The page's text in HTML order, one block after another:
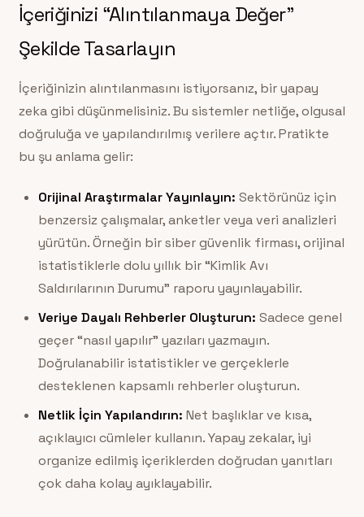
İçeriğinizi “Alıntılanmaya Değer”
Şekilde Tasarlayın
İçeriğinizin alıntılanmasını istiyorsanız, bir yapay
zeka gibi düşünmelisiniz. Bu sistemler netliğe, olgusal
doğruluğa ve yapılandırılmış verilere açtır. Pratikte
bu şu anlama gelir:
Orijinal Araştırmalar Yayınlayın: Sektörünüz için
benzersiz çalışmalar, anketler veya veri analizleri
yürütün. Örneğin bir siber güvenlik firması, orijinal
istatistiklerle dolu yıllık bir “Kimlik Avı
Saldırılarının Durumu” raporu yayınlayabilir.
Veriye Dayalı Rehberler Oluşturun: Sadece genel
geçer “nasıl yapılır” yazıları yazmayın.
Doğrulanabilir istatistikler ve gerçeklerle
desteklenen kapsamlı rehberler oluşturun.
Netlik İçin Yapılandırın: Net başlıklar ve kısa,
açıklayıcı cümleler kullanın. Yapay zekalar, iyi
organize edilmiş içeriklerden doğrudan yanıtları
çok daha kolay ayıklayabilir.